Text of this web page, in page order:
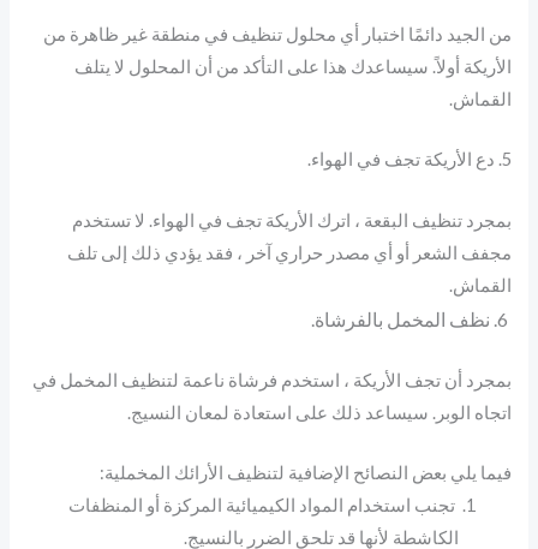
من الجيد دائمًا اختبار أي محلول تنظيف في منطقة غير ظاهرة من
الأريكة أولاً. سيساعدك هذا على التأكد من أن المحلول لا يتلف
القماش.
5. دع الأريكة تجف في الهواء.
بمجرد تنظيف البقعة ، اترك الأريكة تجف في الهواء. لا تستخدم
مجفف الشعر أو أي مصدر حراري آخر ، فقد يؤدي ذلك إلى تلف
القماش.
بمجرد أن تجف الأريكة ، استخدم فرشاة ناعمة لتنظيف المخمل في
اتجاه الوبر. سيساعد ذلك على استعادة لمعان النسيج.
فيما يلي بعض النصائح الإضافية لتنظيف الأرائك المخملية:
تجنب استخدام المواد الكيميائية المركزة أو المنظفات
الكاشطة لأنها قد تلحق الضرر بالنسيج.